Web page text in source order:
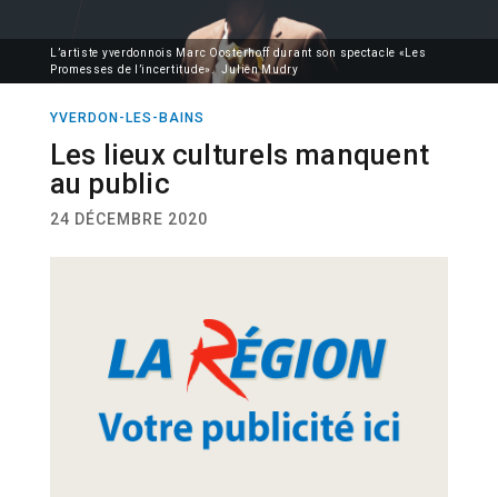
L’artiste yverdonnois Marc Oosterhoff durant son spectacle «Les
Promesses de l’incertitude». Julien Mudry
YVERDON-LES-BAINS
Les lieux culturels manquent
au public
24 DÉCEMBRE 2020